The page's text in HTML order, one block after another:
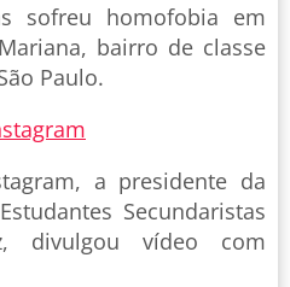
sofreu homofobia em
bairro de classe
Paulo.
a presidente da
Secundaristas
divulgou vídeo com